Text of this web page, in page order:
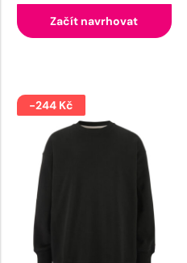
Začít navrhovat
-244 Kč